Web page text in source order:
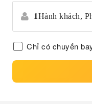
1Hành khách,
Chỉ có chuyến